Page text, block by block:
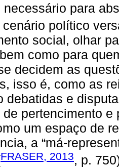
necessário para
cenário político
social, olhar
como para
decidem as
isso é, como as
debatidas e
de pertencimento
um espaço de
a “má-
FRASER, 2013, p.